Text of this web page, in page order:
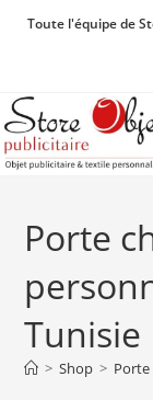
Toute l'équipe de
Porte
Tunisie
> Shop >